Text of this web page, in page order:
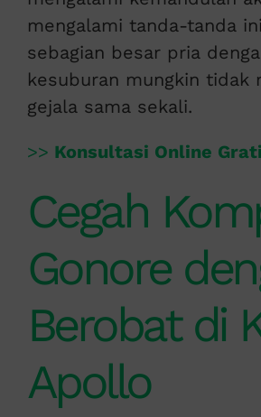
mengalami tanda-tanda
sebagian besar pria
kesuburan mungkin tidak
gejala sama sekali.
>> Konsultasi Online
Cegah
Gonore
Berobat di
Apollo